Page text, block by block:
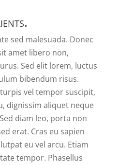
sed malesuada. Donec
amet libero non,
Sed elit lorem, luctus
bibendum risus.
vel tempor suscipit,
dignissim aliquet neque
diam leo, porta non
erat. Cras eu sapien
eu vel arcu. Etiam
tempor. Phasellus